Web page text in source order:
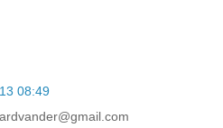
08:49